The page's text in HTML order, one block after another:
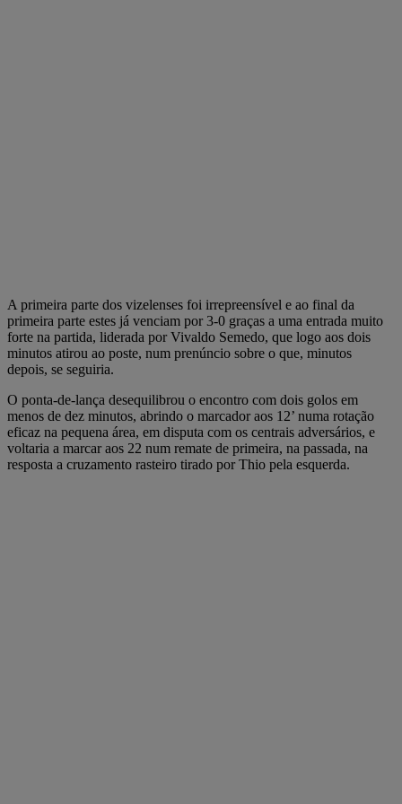
A primeira parte dos vizelenses foi irrepreensível e ao final da
primeira parte estes já venciam por 3-0 graças a uma entrada muito
forte na partida, liderada por Vivaldo Semedo, que logo aos dois
minutos atirou ao poste, num prenúncio sobre o que, minutos
depois, se seguiria.
O ponta-de-lança desequilibrou o encontro com dois golos em
menos de dez minutos, abrindo o marcador aos 12’ numa rotação
eficaz na pequena área, em disputa com os centrais adversários, e
voltaria a marcar aos 22 num remate de primeira, na passada, na
resposta a cruzamento rasteiro tirado por Thio pela esquerda.